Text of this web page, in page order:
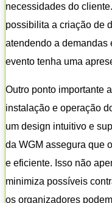
necessidades do
possibilita a criação de
atendendo a demandas
evento tenha uma
Outro ponto importante
instalação e operação
um design intuitivo e
da WGM assegura que
e eficiente. Isso não
minimiza possíveis
os organizadores